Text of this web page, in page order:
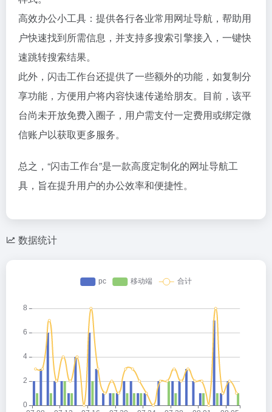
高效办公小工具：提供各行各业常用网址导航，帮助用
户快速找到所需信息，并支持多搜索引擎接入，一键快
速跳转搜索结果。
此外，闪击工作台还提供了一些额外的功能，如复制分
享功能，方便用户将内容快速传递给朋友。目前，该平
台尚未开放免费入圈子，用户需支付一定费用或绑定微
信账户以获取更多服务。
总之，“闪击工作台”是一款高度定制化的网址导航工
具，旨在提升用户的办公效率和便捷性。
数据统计